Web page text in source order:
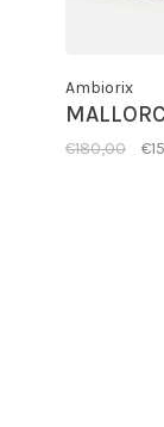
Ambiorix
€180,00